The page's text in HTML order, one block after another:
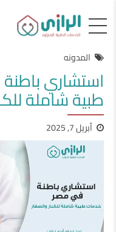
المدونه
استشاري
طبية شاملة
أبريل 7, 2025